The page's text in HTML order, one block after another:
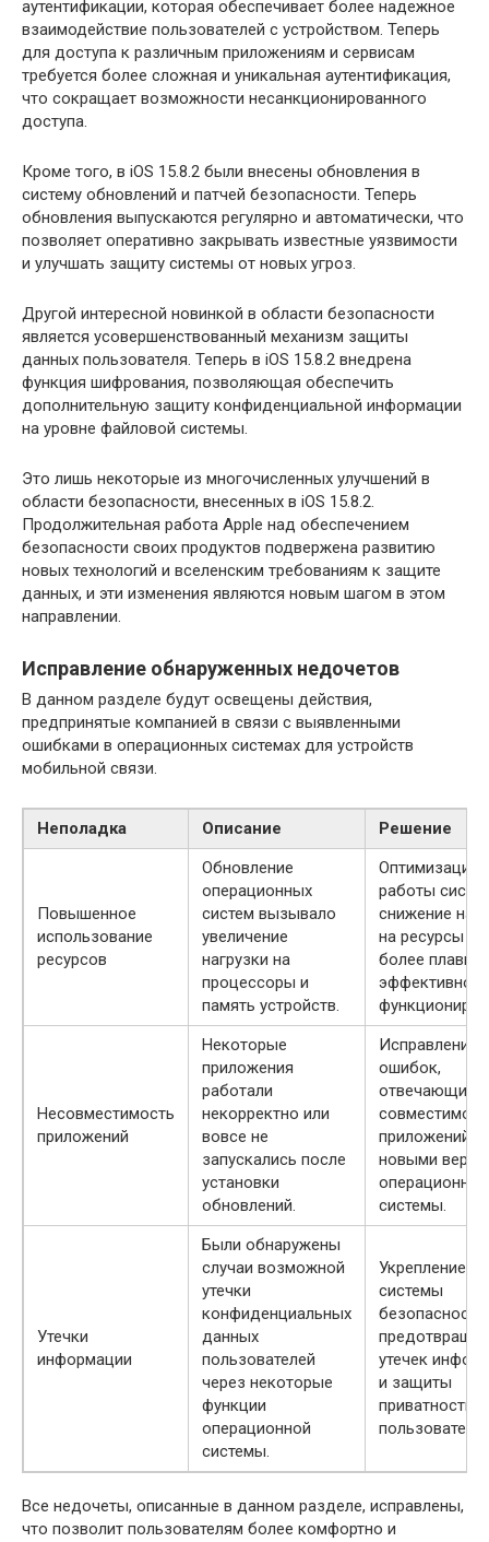
аутентификации, которая обеспечивает более надежное
взаимодействие пользователей с устройством. Теперь
для доступа к различным приложениям и сервисам
требуется более сложная и уникальная аутентификация,
что сокращает возможности несанкционированного
доступа.
Кроме того, в iOS 15.8.2 были внесены обновления в
систему обновлений и патчей безопасности. Теперь
обновления выпускаются регулярно и автоматически, что
позволяет оперативно закрывать известные уязвимости
и улучшать защиту системы от новых угроз.
Другой интересной новинкой в области безопасности
является усовершенствованный механизм защиты
данных пользователя. Теперь в iOS 15.8.2 внедрена
функция шифрования, позволяющая обеспечить
дополнительную защиту конфиденциальной информации
на уровне файловой системы.
Это лишь некоторые из многочисленных улучшений в
области безопасности, внесенных в iOS 15.8.2.
Продолжительная работа Apple над обеспечением
безопасности своих продуктов подвержена развитию
новых технологий и вселенским требованиям к защите
данных, и эти изменения являются новым шагом в этом
направлении.
Исправление обнаруженных недочетов
В данном разделе будут освещены действия,
предпринятые компанией в связи с выявленными
ошибками в операционных системах для устройств
мобильной связи.
Неполадка Описание Решение
Повышенное
использование
ресурсов
Обновление
операционных
систем вызывало
увеличение
нагрузки на
процессоры и
память устройств.
Оптимизация
работы
снижение
на ресурсы
более
эффективного
Несовместимость
приложений
Некоторые
приложения
работали
некорректно или
вовсе не
запускались после
установки
обновлений.
Исправление
ошибок,
отвечающих
приложений с
новыми
операционной
системы.
Утечки
информации
Были обнаружены
случаи возможной
утечки
конфиденциальных
данных
пользователей
через некоторые
функции
операционной
системы.
Укрепление
системы
утечек
и защиты
приватности
Все недочеты, описанные в данном разделе, исправлены,
что позволит пользователям более комфортно и